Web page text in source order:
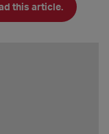
this article.